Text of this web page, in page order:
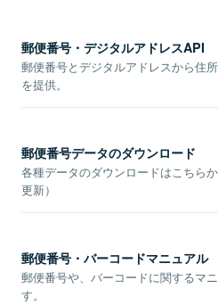
郵便番号・デジタルアドレスAPI
郵便番号とデジタルアドレスから住
を提供。
郵便番号データのダウンロード
各種データのダウンロードはこちら
更新）
郵便番号・バーコードマニュアル
郵便番号や、バーコードに関するマ
す。